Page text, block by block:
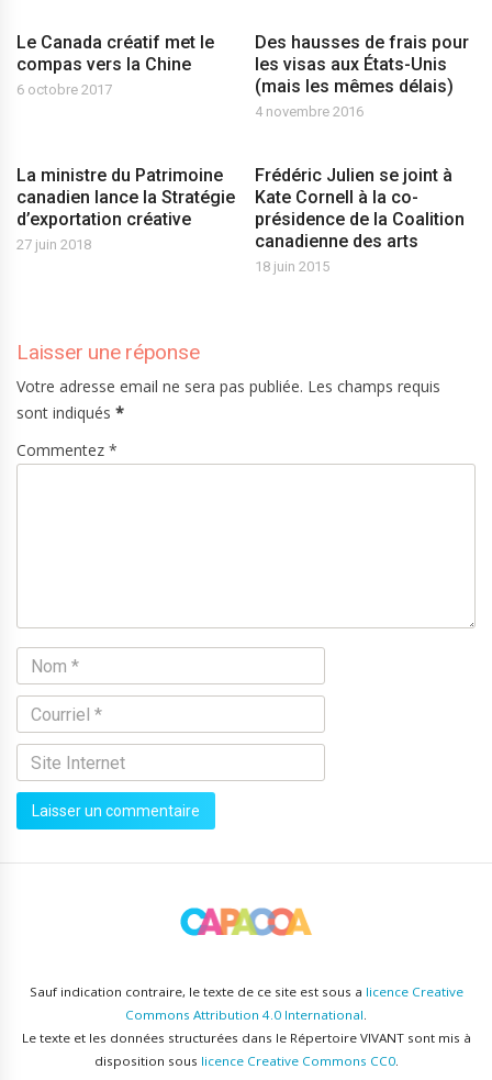
Le Canada créatif met le
compas vers la Chine
6 octobre 2017
Des hausses de frais pour
les visas aux États-Unis
(mais les mêmes délais)
4 novembre 2016
La ministre du Patrimoine
canadien lance la Stratégie
d’exportation créative
27 juin 2018
Frédéric Julien se joint à
Kate Cornell à la co-
présidence de la Coalition
canadienne des arts
18 juin 2015
Laisser une réponse
Votre adresse email ne sera pas publiée. Les champs requis
sont indiqués *
Commentez *
Sauf indication contraire, le texte de ce site est sous a licence Creative
Commons Attribution 4.0 International
Le texte et les données structurées dans le Répertoire VIVANT sont mis à
disposition sous licence Creative Commons CC0.